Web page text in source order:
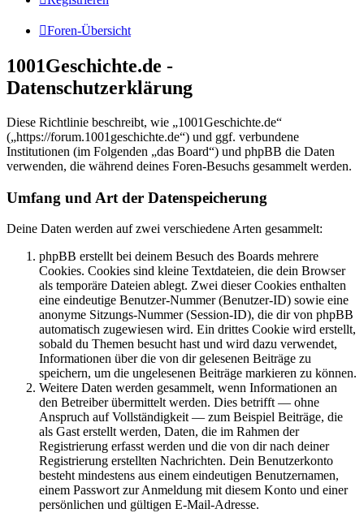
Foren-Übersicht
1001Geschichte.de -
Datenschutzerklärung
Diese Richtlinie beschreibt, wie „1001Geschichte.de“
(„https://forum.1001geschichte.de“) und ggf. verbundene
Institutionen (im Folgenden „das Board“) und phpBB die Daten
verwenden, die während deines Foren-Besuchs gesammelt werden.
Umfang und Art der Datenspeicherung
Deine Daten werden auf zwei verschiedene Arten gesammelt:
phpBB erstellt bei deinem Besuch des Boards mehrere
Cookies. Cookies sind kleine Textdateien, die dein Browser
als temporäre Dateien ablegt. Zwei dieser Cookies enthalten
eine eindeutige Benutzer-Nummer (Benutzer-ID) sowie eine
anonyme Sitzungs-Nummer (Session-ID), die dir von phpBB
automatisch zugewiesen wird. Ein drittes Cookie wird erstellt,
sobald du Themen besucht hast und wird dazu verwendet,
Informationen über die von dir gelesenen Beiträge zu
speichern, um die ungelesenen Beiträge markieren zu können.
Weitere Daten werden gesammelt, wenn Informationen an
den Betreiber übermittelt werden. Dies betrifft — ohne
Anspruch auf Vollständigkeit — zum Beispiel Beiträge, die
als Gast erstellt werden, Daten, die im Rahmen der
Registrierung erfasst werden und die von dir nach deiner
Registrierung erstellten Nachrichten. Dein Benutzerkonto
besteht mindestens aus einem eindeutigen Benutzernamen,
einem Passwort zur Anmeldung mit diesem Konto und einer
persönlichen und gültigen E-Mail-Adresse.